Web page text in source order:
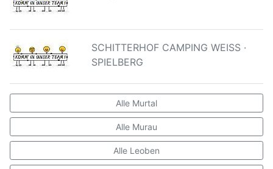
SCHITTERHOF CAMPING WEISS ·
SPIELBERG
Alle Murtal
Alle Murau
Alle Leoben